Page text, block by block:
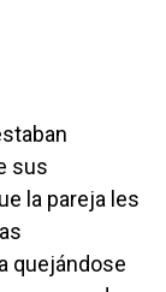
sus
la pareja les
quejándose